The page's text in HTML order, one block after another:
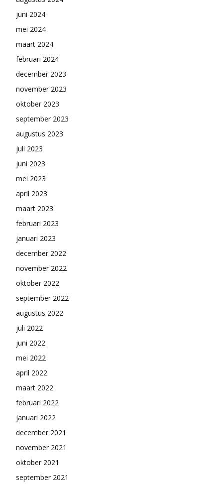
juni 2024
mei 2024
maart 2024
februari 2024
december 2023
november 2023
oktober 2023
september 2023
augustus 2023
juli 2023
juni 2023
mei 2023
april 2023
maart 2023
februari 2023
januari 2023
december 2022
november 2022
oktober 2022
september 2022
augustus 2022
juli 2022
juni 2022
mei 2022
april 2022
maart 2022
februari 2022
januari 2022
december 2021
november 2021
oktober 2021
september 2021